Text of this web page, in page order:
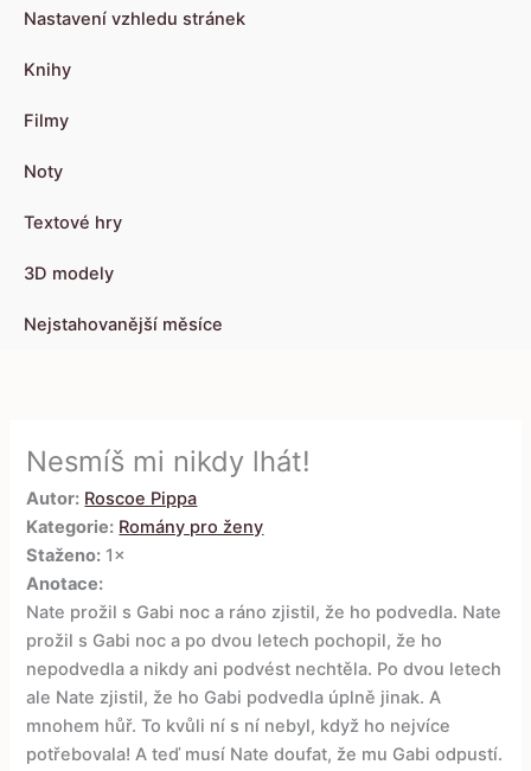
Nastavení vzhledu stránek
Knihy
Filmy
Noty
Textové hry
3D modely
Nejstahovanější měsíce
Nesmíš mi nikdy lhát!
Autor: Roscoe Pippa
Kategorie: Romány pro ženy
Staženo: 1×
Anotace:
Nate prožil s Gabi noc a ráno zjistil, že ho podvedla. Nate
prožil s Gabi noc a po dvou letech pochopil, že ho
nepodvedla a nikdy ani podvést nechtěla. Po dvou letech
ale Nate zjistil, že ho Gabi podvedla úplně jinak. A
mnohem hůř. To kvůli ní s ní nebyl, když ho nejvíce
potřebovala! A teď musí Nate doufat, že mu Gabi odpustí.